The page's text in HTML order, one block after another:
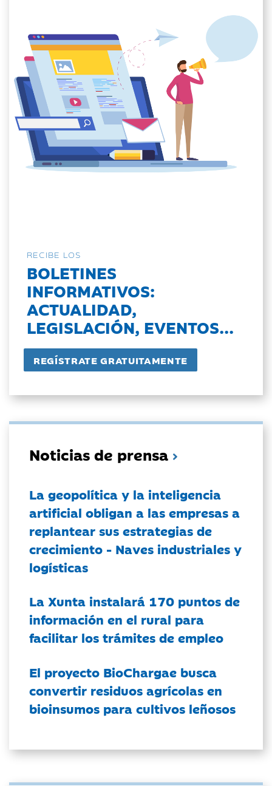
RECIBE LOS
BOLETINES
INFORMATIVOS:
ACTUALIDAD,
LEGISLACIÓN, EVENTOS...
Noticias de prensa
La geopolítica y la inteligencia
artificial obligan a las empresas a
replantear sus estrategias de
crecimiento - Naves industriales y
logísticas
La Xunta instalará 170 puntos de
información en el rural para
facilitar los trámites de empleo
El proyecto BioChargae busca
convertir residuos agrícolas en
bioinsumos para cultivos leñosos